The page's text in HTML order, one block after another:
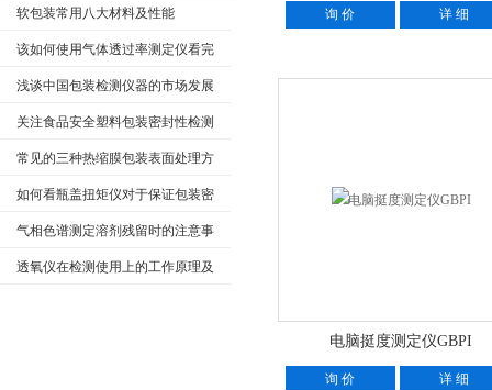
软包装常用八大材料及性能
该如何使用气体透过率测定仪看完
本篇你就知道了
浅谈中国包装检测仪器的市场发展
及规范
关注食品安全塑料包装密封性检测
试验方面
常见的三种热缩膜包装表面处理方
如何看瓶盖扭矩仪对于保证包装密
封性及产品质量起到的重要作用？
气相色谱测定溶剂残留时的注意事
透氧仪在检测使用上的工作原理及
询 价 详 细
电脑挺度测定仪GBPI
询 价 详 细